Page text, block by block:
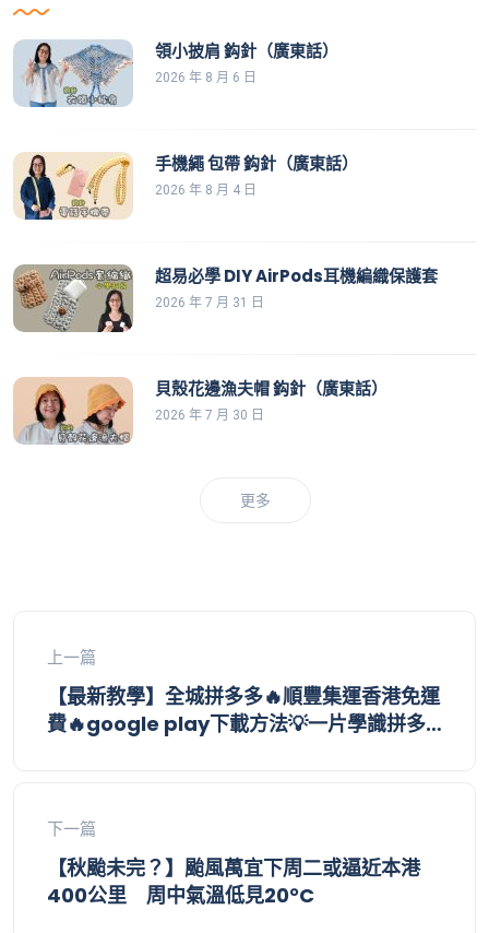
領小披肩 鈎針（廣東話）
2026 年 8 月 6 日
手機繩 包帶 鈎針（廣東話）
2026 年 8 月 4 日
超易必學 DIY AirPods耳機編織保護套
2026 年 7 月 31 日
貝殼花邊漁夫帽 鈎針（廣東話）
2026 年 7 月 30 日
更多
上一篇
【最新教學】全城拼多多🔥順豐集運香港免運
費🔥google play下載方法💡一片學識拼多
下一篇
【秋颱未完？】颱風萬宜下周二或逼近本港
400公里 周中氣溫低見20°C